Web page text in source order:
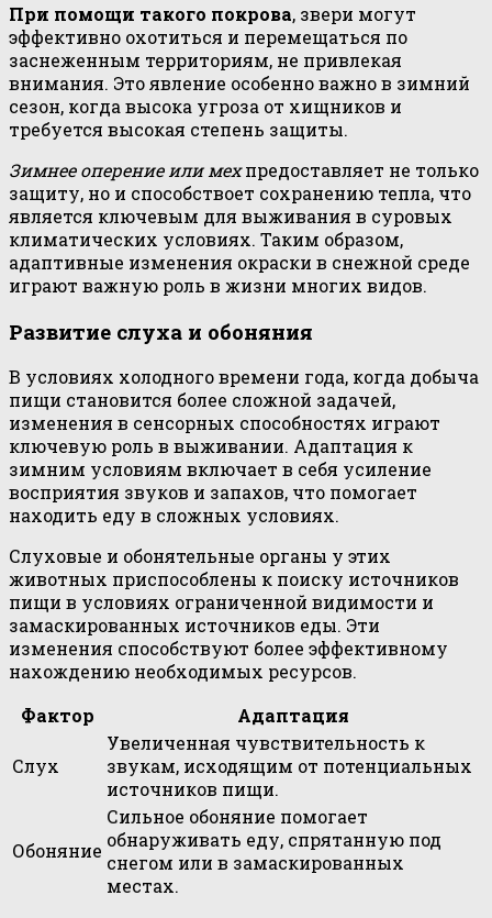
При помощи такого покрова, звери могут
эффективно охотиться и перемещаться по
заснеженным территориям, не привлекая
внимания. Это явление особенно важно в зимний
сезон, когда высока угроза от хищников и
требуется высокая степень защиты.
Зимнее оперение или мехпредоставляет не только
защиту, но и способствоет сохранению тепла, что
является ключевым для выживания в суровых
климатических условиях. Таким образом,
адаптивные изменения окраски в снежной среде
играют важную роль в жизни многих видов.
Развитие слуха и обоняния
В условиях холодного времени года, когда добыча
пищи становится более сложной задачей,
изменения в сенсорных способностях играют
ключевую роль в выживании. Адаптация к
зимним условиям включает в себя усиление
восприятия звуков и запахов, что помогает
находить еду в сложных условиях.
Слуховые и обонятельные органы у этих
животных приспособлены к поиску источников
пищи в условиях ограниченной видимости и
замаскированных источников еды. Эти
изменения способствуют более эффективному
нахождению необходимых ресурсов.
Фактор
Адаптация
Слух
Увеличенная чувствительность к
звукам, исходящим от потенциальных
источников пищи.
Обоняние
Сильное обоняние помогает
обнаруживать еду, спрятанную под
снегом или в замаскированных
местах.